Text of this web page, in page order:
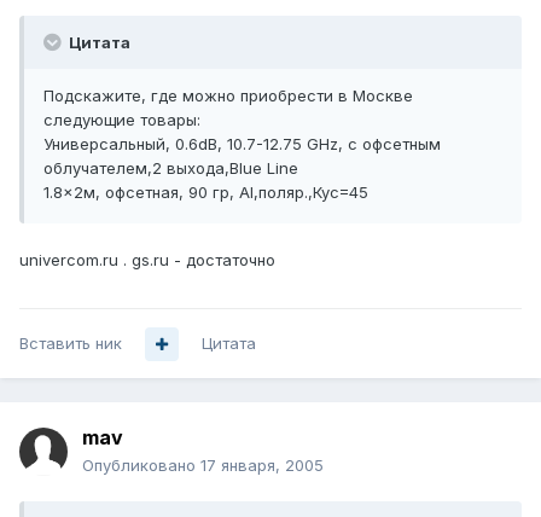
Цитата
Подскажите, где можно приобрести в Москве
следующие товары:
Универсальный, 0.6dB, 10.7-12.75 GHz, с офсетным
облучателем,2 выхода,Blue Line
1.8x2м, офсетная, 90 гр, Al,поляр.,Кус=45
univercom.ru . gs.ru - достаточно
Вставить ник Цитата
mav
Опубликовано 17 января, 2005